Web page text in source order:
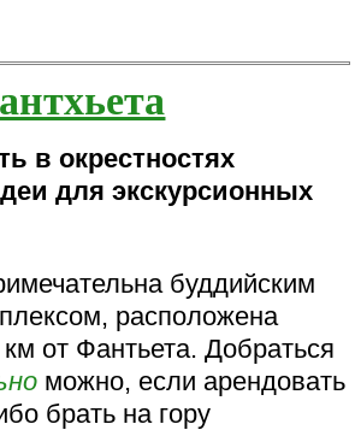
в окрестностях
для экскурсионных
буддийским
расположена
от Фантьета. Добраться
можно, если арендовать
брать на гору